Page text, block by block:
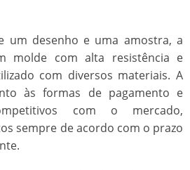
um desenho e uma amostra, a
molde com alta resistência e
com diversos materiais. A
às formas de pagamento e
com o mercado,
sempre de acordo com o prazo